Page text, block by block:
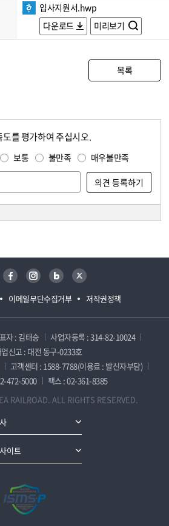
입사지원서.hwp
다운로드
미리보기
목록
를 평가하여 주십시오.
보통 불만족 매우불만족
이메일무단수집거부 저작권정책
페이스북 인스타그램 블로그 트위터
자 : 김태승
사업자등록 : 314-82-10024
신고 : 대전 동구-0233호
고객센터 : 1588-7788(이용료 : 발신자부담)
472-5000
팩스 : 02-361-8385
RAILROAD. ALL RIGHTS RESERVED.
이트